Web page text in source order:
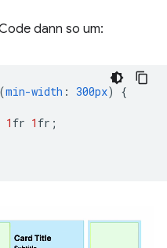
dann so um:
(min-width : 300px)
{
1 fr 1 fr ;